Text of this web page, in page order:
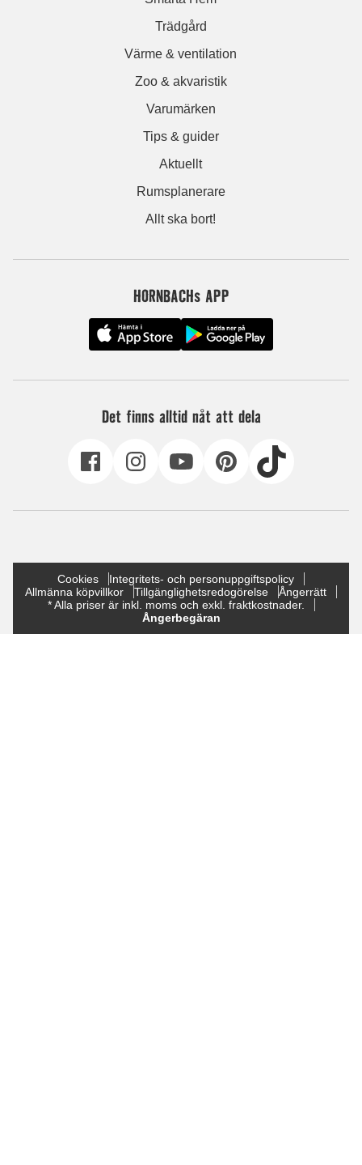
Trädgård
Värme & ventilation
Zoo & akvaristik
Varumärken
Tips & guider
Aktuellt
Rumsplanerare
Allt ska bort!
HORNBACHs APP
Det finns alltid nåt att dela
Cookies
Integritets- och personuppgiftspolicy
Allmänna köpvillkor
Tillgänglighetsredogörelse
Ångerrätt
* Alla priser är inkl. moms och exkl. fraktkostnader.
Ångerbegäran